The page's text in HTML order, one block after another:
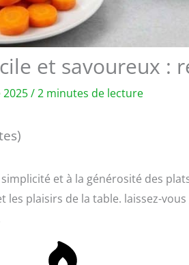
et savoureux :
/2 minutes de lecture
et à la générosité des
plaisirs de la table. laissez-